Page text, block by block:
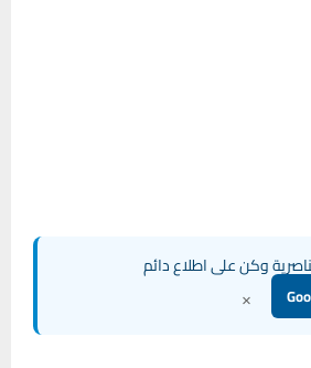
وكن على اطلاع دائم
×